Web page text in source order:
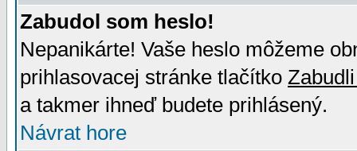
Zabudol som heslo!
Nepanikárte! Vaše heslo môžeme
prihlasovacej stránke tlačítko
a takmer ihneď budete prihlásený.
Návrat hore